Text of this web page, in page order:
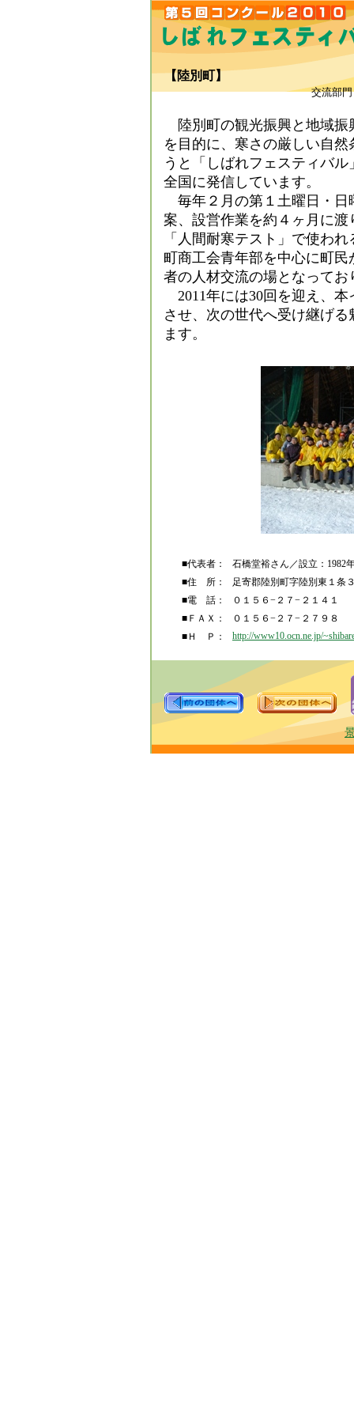
【陸別町】
交流部門
陸別町の観光振興と地域振
を目的に、寒さの厳しい自
うと「しばれフェスティバ
全国に発信しています。
毎年２月の第１土曜日・日
案、設営作業を約４ヶ月に
「人間耐寒テスト」で使わ
町商工会青年部を中心に町
者の人材交流の場となってお
2011年には30回を迎え、
させ、次の世代へ受け継げ
ます。
■代表者：
石橋堂裕さん／設立：1982
■住 所：
足寄郡陸別町字陸別東１
■電 話：
０１５６−２７−２１４１
■ＦＡＸ：
０１５６−２７−２７９８
■Ｈ Ｐ：
http://www10.ocn.ne.jp/